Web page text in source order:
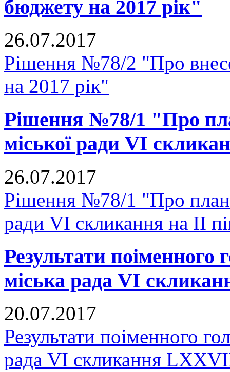
бюджету на 2017 рік"
26.07.2017
Рішення №78/2 "Про
на 2017 рік"
Рішення №78/1 "Про
міської ради VI
26.07.2017
Рішення №78/1 "Про план
ради VI скликання на II
Результати
міська рада VI
20.07.2017
Результати поіменного
рада VI скликання